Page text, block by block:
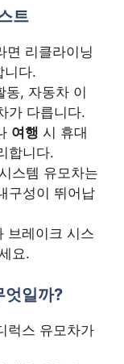
트
면 리클라이닝
니다.
동, 자동차 이
가 다릅니다.
여행 시 휴대
합니다.
스템 유모차는
구성이 뛰어납
브레이크 시스
요.
엇일까?
럭스 유모차가